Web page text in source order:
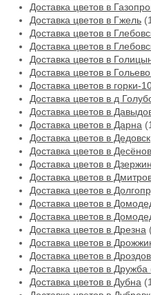
Доставка цветов в
Доставка цветов в Гжель
Доставка цветов в
Доставка цветов в
Доставка цветов в
Доставка цветов в
Доставка цветов в горки-
Доставка цветов в д
Доставка цветов в
Доставка цветов в Дарна
Доставка цветов в Дедовск
Доставка цветов в
Доставка цветов в
Доставка цветов в
Доставка цветов в
Доставка цветов в
Доставка цветов в
Доставка цветов в Дрезна
Доставка цветов в
Доставка цветов в
Доставка цветов в
Доставка цветов в Дубна